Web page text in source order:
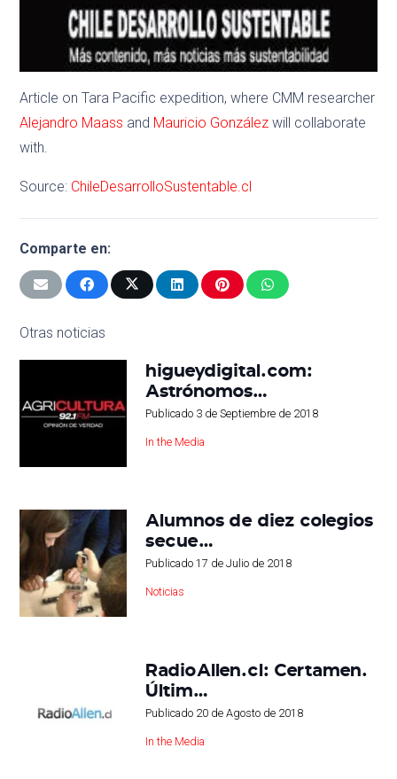
Article on Tara Pacific expedition, where CMM researcher
Alejandro Maass and Mauricio González will collaborate
with.
Source: ChileDesarrolloSustentable.cl
Comparte en:
Otras noticias
higueydigital.com:
Astrónomos…
Publicado 3 de Septiembre de 2018
In the Media
Alumnos de diez colegios
secue…
Publicado 17 de Julio de 2018
Noticias
RadioAllen.cl: Certamen.
Últim…
Publicado 20 de Agosto de 2018
In the Media